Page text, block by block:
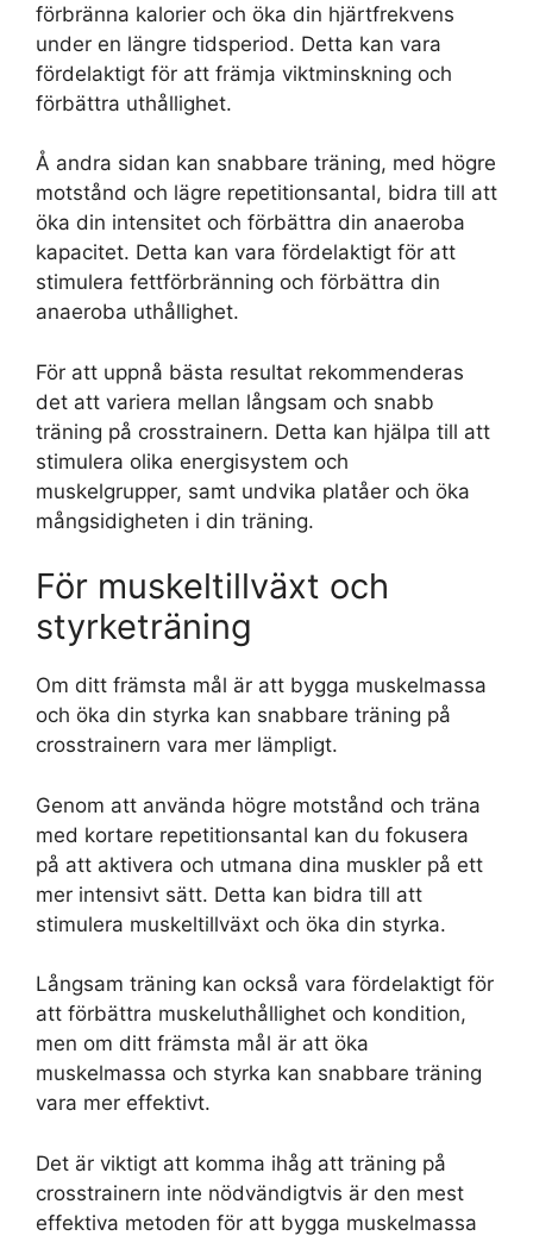
förbränna kalorier och öka din hjärtfrekvens
under en längre tidsperiod. Detta kan vara
fördelaktigt för att främja viktminskning och
förbättra uthållighet.
Å andra sidan kan snabbare träning, med högre
motstånd och lägre repetitionsantal, bidra till att
öka din intensitet och förbättra din anaeroba
kapacitet. Detta kan vara fördelaktigt för att
stimulera fettförbränning och förbättra din
anaeroba uthållighet.
För att uppnå bästa resultat rekommenderas
det att variera mellan långsam och snabb
träning på crosstrainern. Detta kan hjälpa till att
stimulera olika energisystem och
muskelgrupper, samt undvika platåer och öka
mångsidigheten i din träning.
För muskeltillväxt och
styrketräning
Om ditt främsta mål är att bygga muskelmassa
och öka din styrka kan snabbare träning på
crosstrainern vara mer lämpligt.
Genom att använda högre motstånd och träna
med kortare repetitionsantal kan du fokusera
på att aktivera och utmana dina muskler på ett
mer intensivt sätt. Detta kan bidra till att
stimulera muskeltillväxt och öka din styrka.
Långsam träning kan också vara fördelaktigt för
att förbättra muskeluthållighet och kondition,
men om ditt främsta mål är att öka
muskelmassa och styrka kan snabbare träning
vara mer effektivt.
Det är viktigt att komma ihåg att träning på
crosstrainern inte nödvändigtvis är den mest
effektiva metoden för att bygga muskelmassa